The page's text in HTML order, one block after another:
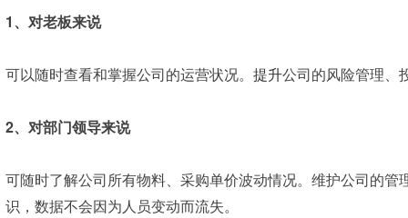
1、对老板来说
可以随时查看和掌握公司的运营状况。 提升公司的风险管理、
2、对部门领导来说
可随时了解公司所有物料、采购单价波动情况。维护公司的
识，数据不会因为人员变动而流失。